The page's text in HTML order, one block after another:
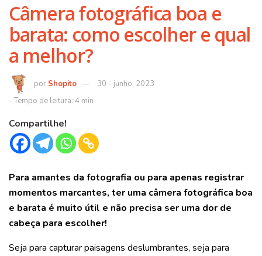
Câmera fotográfica boa e
barata: como escolher e qual
a melhor?
Shopito 30 - junho, 2023
Compartilhe!
Para amantes da fotografia ou para apenas registrar
momentos marcantes, ter uma câmera fotográfica boa
e barata é muito útil e não precisa ser uma dor de
cabeça para escolher!
Seja para capturar paisagens deslumbrantes, seja para